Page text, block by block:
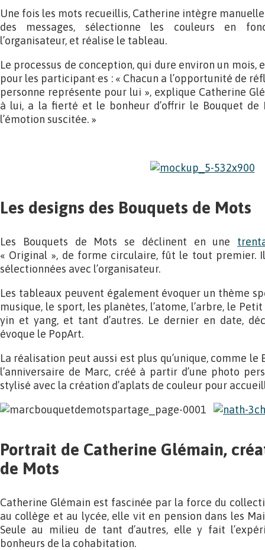
Une fois les mots recueillis, Catherine intègre
des messages, sélectionne les couleurs en
l’organisateur, et réalise le tableau.
Le processus de conception, qui dure environ un
pour les participant·es : « Chacun a l’opportunité de
personne représente pour lui », explique Catherine
à lui, a la fierté et le bonheur d’offrir le Bouquet de
l’émotion suscitée. »
Les designs des Bouquets de Mots
Les Bouquets de Mots se déclinent en une
« Original », de forme circulaire, fût le tout premier.
sélectionnées avec l’organisateur.
Les tableaux peuvent également évoquer un thème
musique, le sport, les planètes, l’atome, l’arbre, le
yin et yang, et tant d’autres. Le dernier en date,
évoque le PopArt.
La réalisation peut aussi est plus qu’unique, comme
l’anniversaire de Marc, créé à partir d’une photo
stylisé avec la création d’aplats de couleur pour
Portrait de Catherine Glémain,
de Mots
Catherine Glémain est fascinée par la force du
au collège et au lycée, elle vit en pension dans les
Seule au milieu de tant d’autres, elle y fait
bonheurs de la cohabitation.